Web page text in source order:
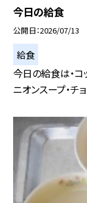
今日の給食
公開日 2026/07/13
給食
今日の給食は・コ
ニオンスープ・チ